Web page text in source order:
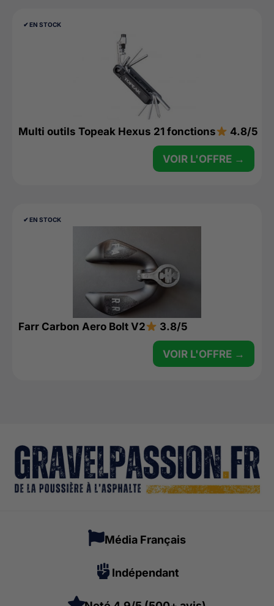
✔︎ EN STOCK
Multi outils Topeak Hexus 21 fonctions 4.8/5
VOIR L'OFFRE →
✔︎ EN STOCK
Farr Carbon Aero Bolt V2 3.8/5
VOIR L'OFFRE →
Média Français
Indépendant